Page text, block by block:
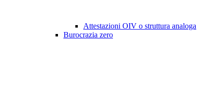
Attestazioni OIV o struttura analoga
Burocrazia zero